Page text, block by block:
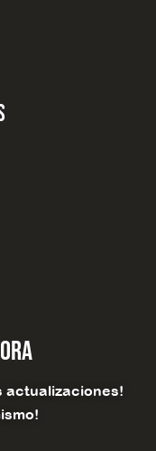
actualizaciones!